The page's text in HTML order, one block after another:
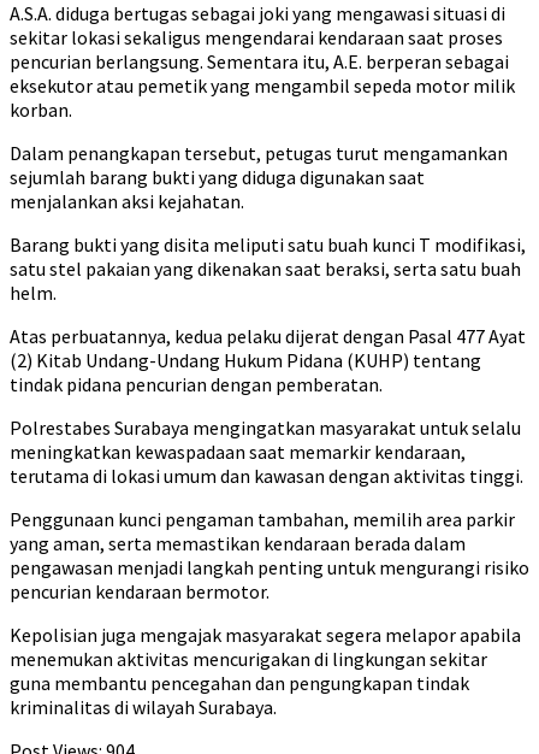
A.S.A. diduga bertugas sebagai joki yang mengawasi situasi di
sekitar lokasi sekaligus mengendarai kendaraan saat proses
pencurian berlangsung. Sementara itu, A.E. berperan sebagai
eksekutor atau pemetik yang mengambil sepeda motor milik
korban.
Dalam penangkapan tersebut, petugas turut mengamankan
sejumlah barang bukti yang diduga digunakan saat
menjalankan aksi kejahatan.
Barang bukti yang disita meliputi satu buah kunci T modifikasi,
satu stel pakaian yang dikenakan saat beraksi, serta satu buah
helm.
Atas perbuatannya, kedua pelaku dijerat dengan Pasal 477 Ayat
(2) Kitab Undang-Undang Hukum Pidana (KUHP) tentang
tindak pidana pencurian dengan pemberatan.
Polrestabes Surabaya mengingatkan masyarakat untuk selalu
meningkatkan kewaspadaan saat memarkir kendaraan,
terutama di lokasi umum dan kawasan dengan aktivitas tinggi.
Penggunaan kunci pengaman tambahan, memilih area parkir
yang aman, serta memastikan kendaraan berada dalam
pengawasan menjadi langkah penting untuk mengurangi risiko
pencurian kendaraan bermotor.
Kepolisian juga mengajak masyarakat segera melapor apabila
menemukan aktivitas mencurigakan di lingkungan sekitar
guna membantu pencegahan dan pengungkapan tindak
kriminalitas di wilayah Surabaya.